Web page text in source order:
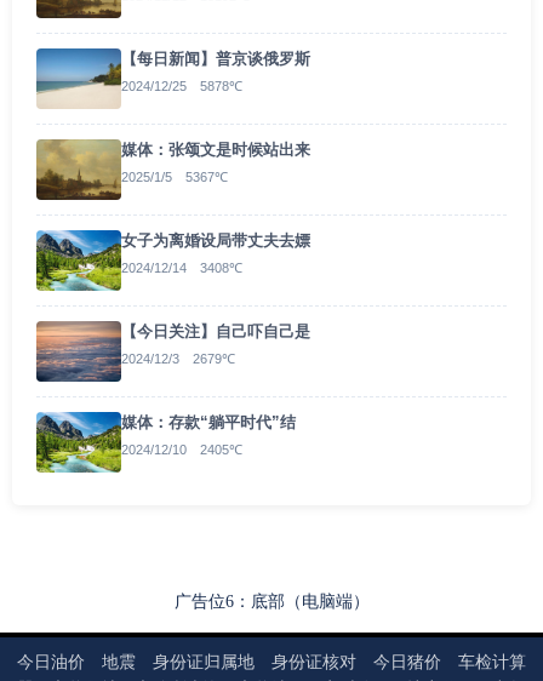
【每日新闻】普京谈俄罗斯
2024/12/25 5878℃
媒体：张颂文是时候站出来
2025/1/5 5367℃
女子为离婚设局带丈夫去嫖
2024/12/14 3408℃
【今日关注】自己吓自己是
2024/12/3 2679℃
媒体：存款“躺平时代”结
2024/12/10 2405℃
广告位6：底部（电脑端）
今日油价 地震 身份证归属地 身份证核对 今日猪价
车检计算